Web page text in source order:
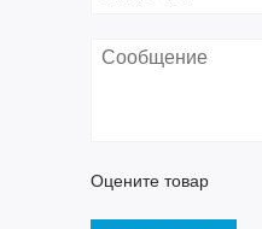
Оцените товар